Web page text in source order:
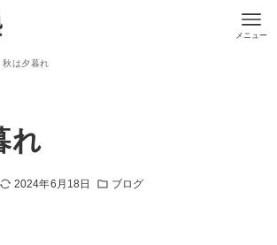
メニュー
秋は夕暮れ
れ
2024年6月18日 ブログ